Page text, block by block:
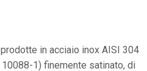
in acciaio inox AISI 304
1) finemente satinato, di